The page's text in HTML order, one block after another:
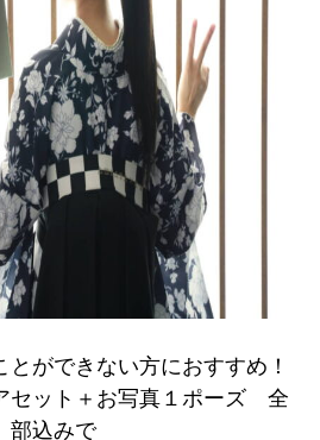
ができない方におすすめ！
セット＋お写真１ポーズ 全
部込みで